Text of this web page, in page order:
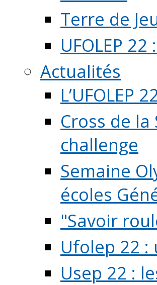
Terre de
UFOLEP
Actualités
Cross de
challenge
Semaine
écoles
"Savoir
Ufolep 22
Usep 22 :